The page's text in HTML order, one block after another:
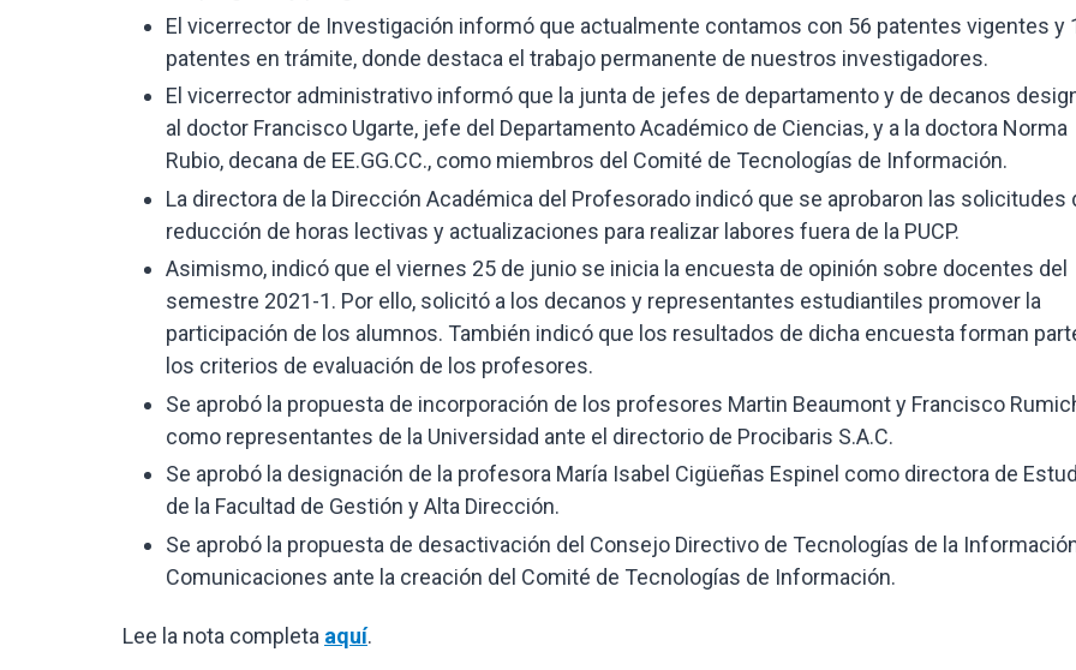
El vicerrector de Investigación informó que actualmente contamos con 56 patentes vigentes y
patentes en trámite, donde destaca el trabajo permanente de nuestros investigadores.
El vicerrector administrativo informó que la junta de jefes de departamento y de decanos
al doctor Francisco Ugarte, jefe del Departamento Académico de Ciencias, y a la doctora Norma
Rubio, decana de EE.GG.CC., como miembros del Comité de Tecnologías de Información.
La directora de la Dirección Académica del Profesorado indicó que se aprobaron las solicitudes
reducción de horas lectivas y actualizaciones para realizar labores fuera de la PUCP.
Asimismo, indicó que el viernes 25 de junio se inicia la encuesta de opinión sobre docentes del
semestre 2021-1. Por ello, solicitó a los decanos y representantes estudiantiles promover la
participación de los alumnos. También indicó que los resultados de dicha encuesta forman
los criterios de evaluación de los profesores.
Se aprobó la propuesta de incorporación de los profesores Martin Beaumont y Francisco
como representantes de la Universidad ante el directorio de Procibaris S.A.C.
Se aprobó la designación de la profesora María Isabel Cigüeñas Espinel como directora de
de la Facultad de Gestión y Alta Dirección.
Se aprobó la propuesta de desactivación del Consejo Directivo de Tecnologías de la
Comunicaciones ante la creación del Comité de Tecnologías de Información.
Lee la nota completa aquí.